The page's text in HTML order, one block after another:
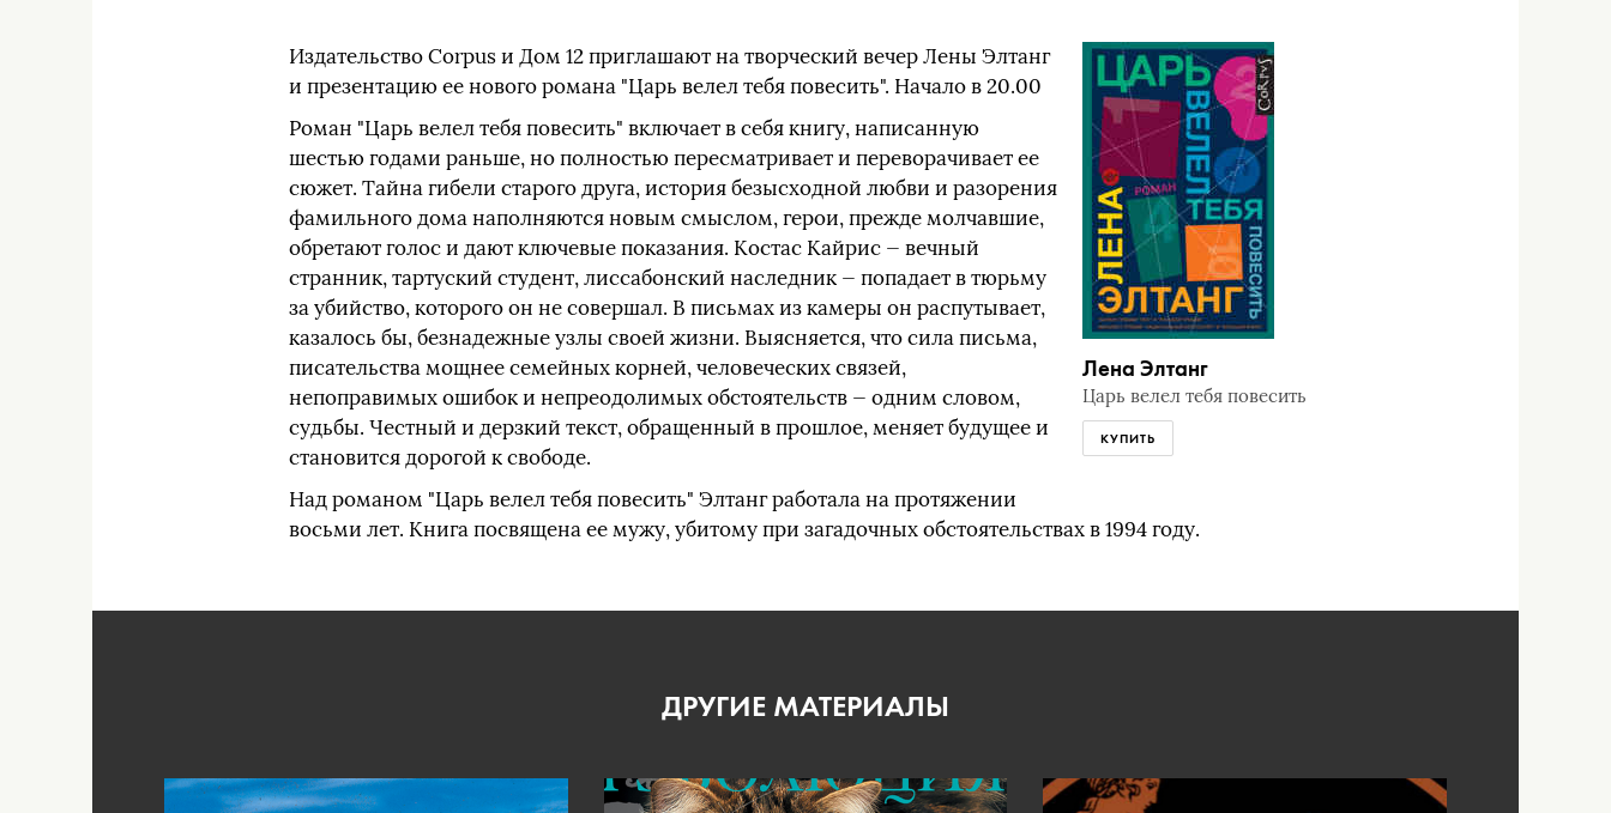
Лена Элтанг
Царь велел тебя повесить
КУПИТЬ
Издательство Corpus и Дом 12 приглашают на творческий вечер Лены Элтанг
и презентацию ее нового романа "Царь велел тебя повесить". Начало в 20.00
Роман "Царь велел тебя повесить" включает в себя книгу, написанную
шестью годами раньше, но полностью пересматривает и переворачивает ее
сюжет. Тайна гибели старого друга, история безысходной любви и разорения
фамильного дома наполняются новым смыслом, герои, прежде молчавшие,
обретают голос и дают ключевые показания. Костас Кайрис — вечный
странник, тартуский студент, лиссабонский наследник — попадает в тюрьму
за убийство, которого он не совершал. В письмах из камеры он распутывает,
казалось бы, безнадежные узлы своей жизни. Выясняется, что сила письма,
писательства мощнее семейных корней, человеческих связей,
непоправимых ошибок и непреодолимых обстоятельств — одним словом,
судьбы. Честный и дерзкий текст, обращенный в прошлое, меняет будущее и
становится дорогой к свободе.
Над романом "Царь велел тебя повесить" Элтанг работала на протяжении
восьми лет. Книга посвящена ее мужу, убитому при загадочных обстоятельствах в 1994 году.
ДРУГИЕ МАТЕРИАЛЫ